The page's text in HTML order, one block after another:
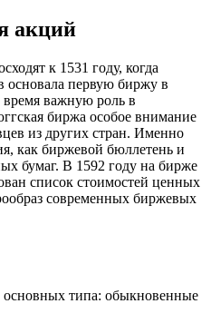
акций
к 1531 году, когда
основала первую биржу в
важную роль в
биржа особое внимание
из других стран. Именно
как биржевой бюллетень и
бумаг. В 1592 году на бирже
список стоимостей ценных
современных биржевых
основных типа: обыкновенные